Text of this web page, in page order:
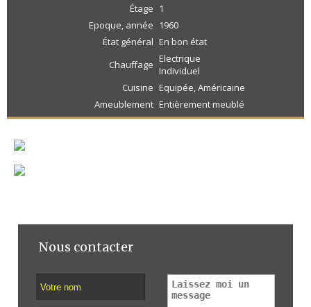
Étage 1
Epoque, année 1960
État général En bon état
Chauffage Electrique
Individuel
Cuisine Equipée, Américaine
Ameublement Entièrement meublé
Nous contacter